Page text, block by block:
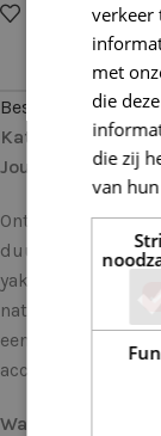
Op
Beschrijving
Katia Cotton Yak
Jouw Creaties
Ontdek de
duurzaamheid
yakvezels
natuurlijke vezels
een breed scala
accessoires.
Waarom Katia
verkeer
met
die
die zij
van